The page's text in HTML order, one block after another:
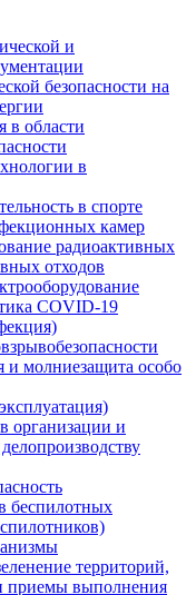
и
безопасности на
в области
в
в спорте
камер
радиоактивных
отходов
COVID-19
и молниезащита особо
организации и
беспилотных
территорий,
приемы выполнения